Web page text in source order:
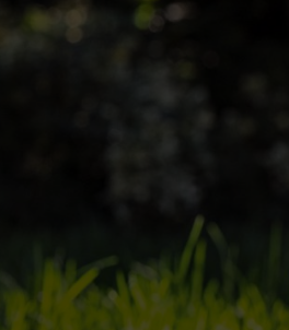
por outro lado, se ficar
da relva a altas temperaturas.
fatores podem fazer com
outra sobrecarga. Isto irá
Recomendamos uma altura